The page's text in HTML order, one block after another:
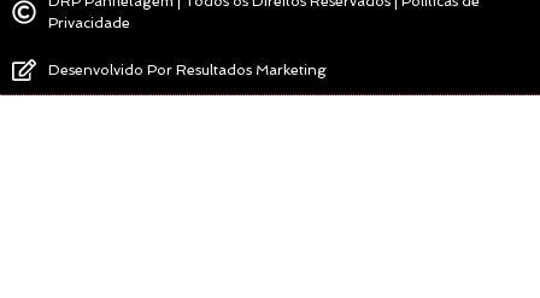
Privacidade
Desenvolvido Por Resultados Marketing